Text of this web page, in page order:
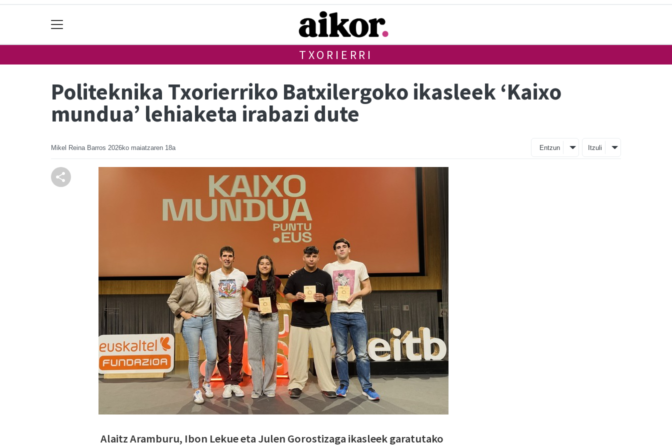
TXORIERRI
Politeknika Txorierriko Batxilergoko ikasleek ‘Kaixo
mundua’ lehiaketa irabazi dute
Mikel Reina Barros 2026ko maiatzaren 18a Entzun Itzuli
Alaitz Aramburu, Ibon Lekue eta Julen Gorostizaga ikasleek garatutako